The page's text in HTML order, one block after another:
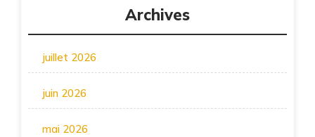
Archives
juillet 2026
juin 2026
mai 2026